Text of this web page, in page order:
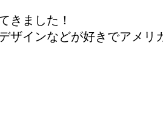
きました！
ザインなどが好きでアメ